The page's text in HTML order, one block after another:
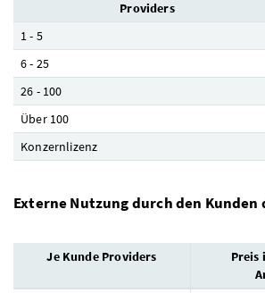
Providers
1 - 5
6 - 25
26 - 100
Über 100
Konzernlizenz
Externe Nutzung durch den Kunden
Je Kunde Providers
Preis